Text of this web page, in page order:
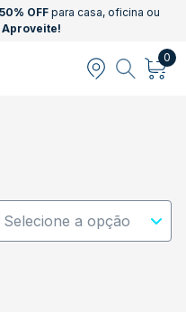
50% OFFpara casa, oficina ou
Aproveite!
0